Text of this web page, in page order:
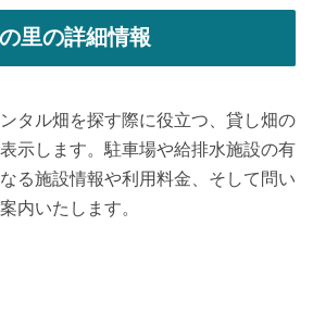
里の詳細情報
タル畑を探す際に役立つ、貸し畑の
示します。駐車場や給排水施設の有
る施設情報や利用料金、そして問い
内いたします。